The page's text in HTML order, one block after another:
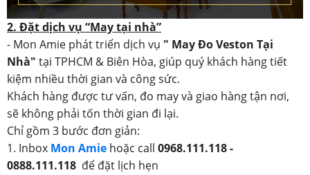
2. Đặt dịch vụ “May tại nhà”
- Mon Amie phát triển dịch vụ " May Đo Veston Tại
Nhà" tại TPHCM & Biên Hòa, giúp quý khách hàng tiết
kiệm nhiều thời gian và công sức.
Khách hàng được tư vấn, đo may và giao hàng tận nơi,
sẽ không phải tốn thời gian đi lại.
Chỉ gồm 3 bước đơn giản:
1. Inbox Mon Amie hoặc call 0968.111.118 -
0888.111.118 để đặt lịch hẹn